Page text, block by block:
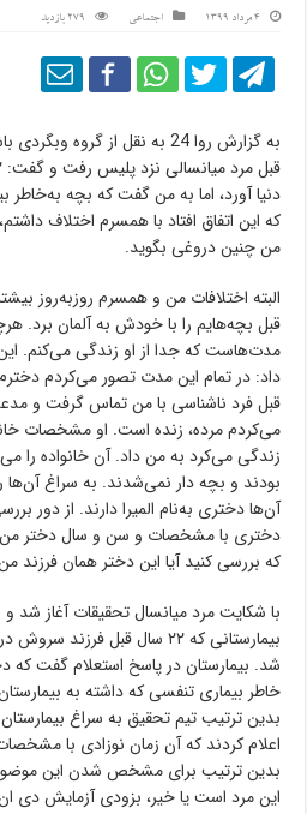
4 مرداد 1399 اجتماعی 279 بازدید
به گزارش روا 24 به نقل از گروه
دنیا آورد، اما به من گفت که بچه
که این اتفاق افتاد با همسرم اختلاف
من چنین دروغی بگوید.
البته اختلافات من و همسرم روز‌به‌روز
قبل بچه‌هایم را با خودش به آلمان برد.
مدت‌هاست که جدا از او زندگی می‌کنم.
داد: در تمام این مدت تصور می‌کردم
می‌کردم مرده، زنده است. او مشخصات
زندگی می‌کرد به من داد. آن خانواده را
بودند و بچه دار نمی‌شدند. به سراغ آن‌ها
آن‌ها دختری به‌نام المیرا دارند. از دور
دختری با مشخصات و سن و سال دختر من
که بررسی کنید آیا این دختر همان فرزند
با شکایت مرد میانسال تحقیقات آغاز شد
بیمارستانی که ۲۲ سال قبل
شد. بیمارستان در پاسخ استعلام گفت که
خاطر بیماری تنفسی که داشته به
بدین ترتیب تیم تحقیق به سراغ
اعلام کردند که آن زمان نوزادی با
بدین ترتیب برای مشخص شدن این موضوع
این مرد است یا خیر، بزودی آزمایش دی